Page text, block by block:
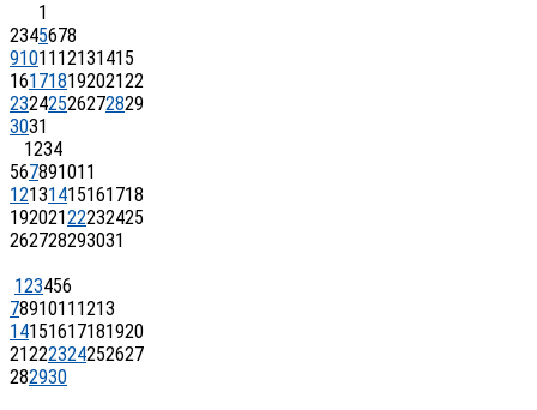
1
2345678
91011 12131415
16171819202122
23242526272829
3031
1234
567891011
12131415161718
19202122232425
262728293031
123456
7891011 1213
14151617181920
21222324252627
282930